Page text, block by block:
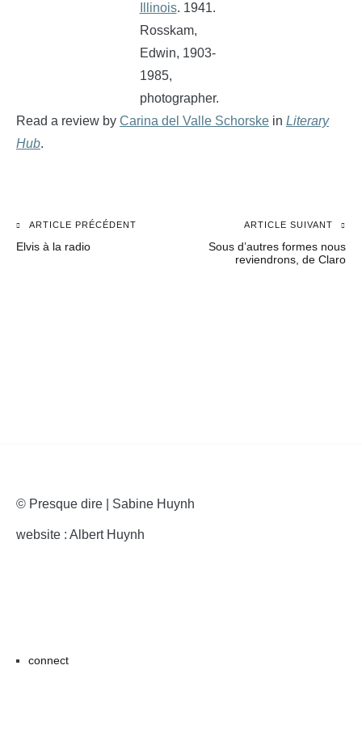
Illinois. 1941.
Rosskam,
Edwin, 1903-
1985,
photographer.
Read a review by Carina del Valle Schorske in Literary
Hub.
Navigation
ARTICLE PRÉCÉDENT
Elvis à la radio
ARTICLE SUIVANT
Sous d’autres formes nous
reviendrons, de Claro
© Presque dire | Sabine Huynh
website : Albert Huynh
connect